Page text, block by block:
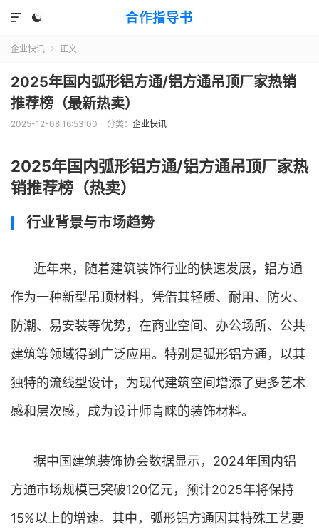
合作指导书


企业快讯  正文
2025年国内弧形铝方通/铝方通吊顶厂家热销
推荐榜（最新热卖）
2025-12-08 16:53:00 分类： 企业快讯
2025年国内弧形铝方通/铝方通吊顶厂家热
销推荐榜（热卖）
行业背景与市场趋势
近年来，随着建筑装饰行业的快速发展，铝方通
作为一种新型吊顶材料，凭借其轻质、耐用、防火、
防潮、易安装等优势，在商业空间、办公场所、公共
建筑等领域得到广泛应用。特别是弧形铝方通，以其
独特的流线型设计，为现代建筑空间增添了更多艺术
感和层次感，成为设计师青睐的装饰材料。
据中国建筑装饰协会数据显示，2024年国内铝
方通市场规模已突破120亿元，预计2025年将保持
15%以上的增速。其中，弧形铝方通因其特殊工艺要